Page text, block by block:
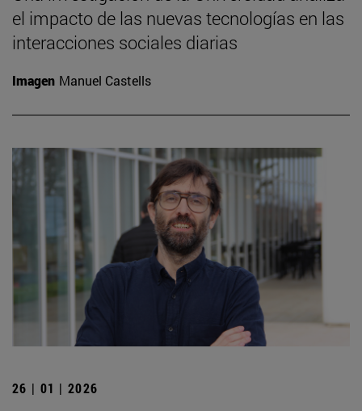
el impacto de las nuevas tecnologías en las
interacciones sociales diarias
Imagen Manuel Castells
26 | 01 | 2026